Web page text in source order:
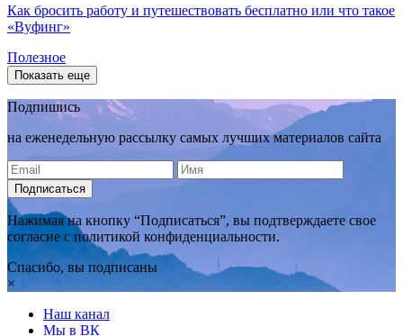
Как бросить работу и путешествовать бесплатно или что такое
«Вуфинг»
Полезное
Подпишись
на еженедельную рассылку самых лучших материалов сайта
Подписаться
Нажимая на кнопку “Подписаться”, вы подтверждаете свое
согласие с политикой конфиденциальности.
Спасибо, вы подписаны
×
Наш канал
Мы в ВК